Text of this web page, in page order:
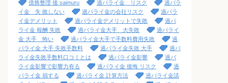
債務整理 後 saimuru 過バライ金 リスク
過バラ
イ金 失 敗しない
過バライ金の会社リスク
過バラ
イ金デメリット
過バライ金デメリットで失敗
過バ
ライ金 報酬 失敗
過バライ金大手 大失敗
過バライ
金 大手 怖い
過バライ金大手で手数料費用失敗
過
バライ金 大手 失敗手数料
過バライ金失敗 大手
過バ
ライ金失敗手数料口コミとは
過バライ金影響
過バ
ライ金影響で影響力有る
過バライ金 後悔 リスク
過
バライ金 損する
過バライ金 計算方法
過バライ金請